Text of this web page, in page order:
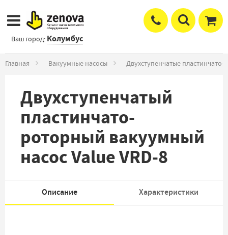
Ваш город: Колумбус
Главная Вакуумные насосы Двухступенчатые
Двухступенчатый
пластинчато-
роторный вакуумный
насос Value VRD-8
Описание Характеристики